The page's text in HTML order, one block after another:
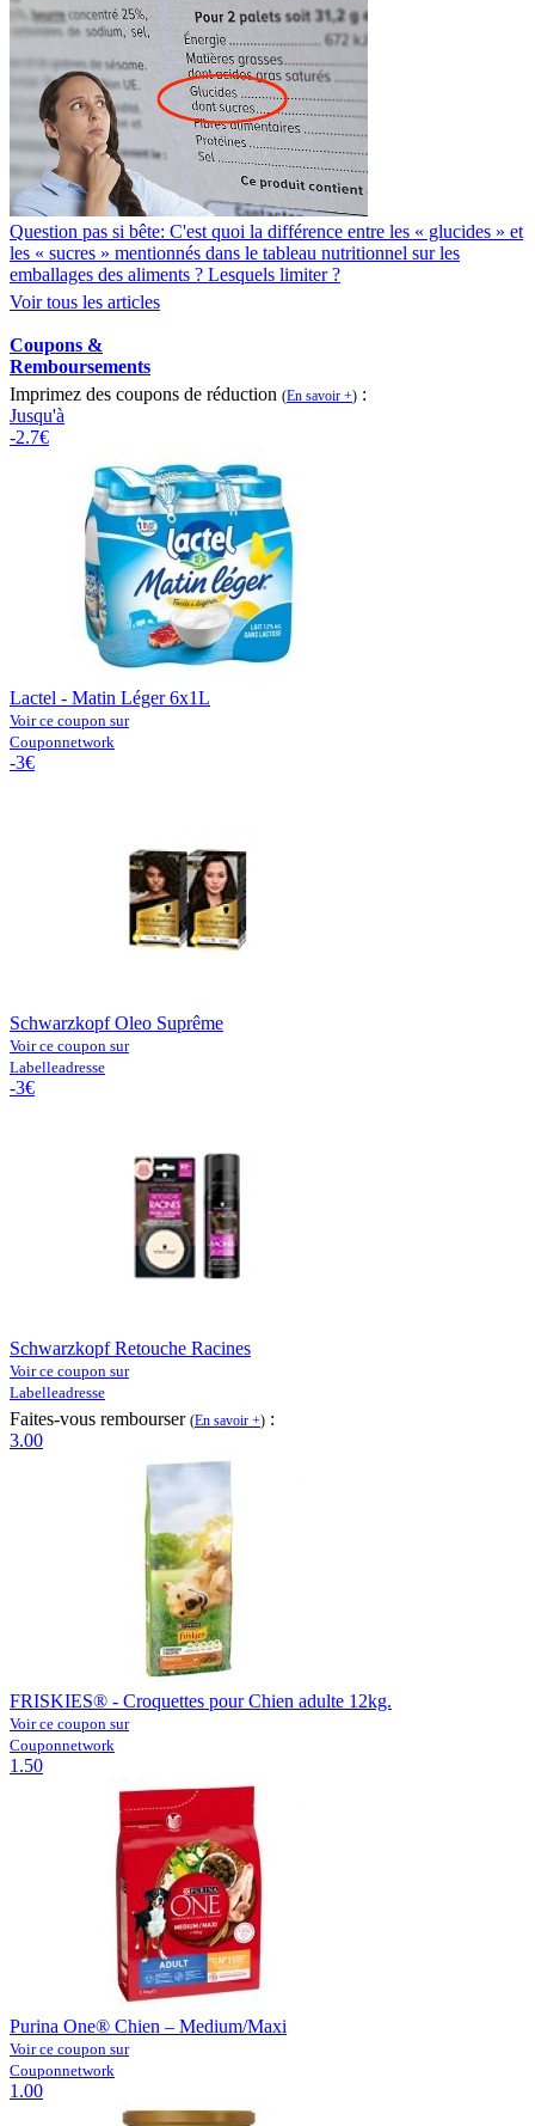
Question pas si bête: C'est quoi la différence entre les « glucides » et
les « sucres » mentionnés dans le tableau nutritionnel sur les
emballages des aliments ? Lesquels limiter ?
Voir tous les articles
Coupons &
Remboursements
Imprimez des coupons de réduction (En savoir +) :
Jusqu'à
-2.7€
Lactel - Matin Léger 6x1L
Voir ce coupon sur
Couponnetwork
-3€
Schwarzkopf Oleo Suprême
Voir ce coupon sur
Labelleadresse
-3€
Schwarzkopf Retouche Racines
Voir ce coupon sur
Labelleadresse
Faites-vous rembourser (En savoir +) :
3.00
FRISKIES® - Croquettes pour Chien adulte 12kg.
Voir ce coupon sur
Couponnetwork
1.50
Purina One® Chien – Medium/Maxi
Voir ce coupon sur
Couponnetwork
1.00